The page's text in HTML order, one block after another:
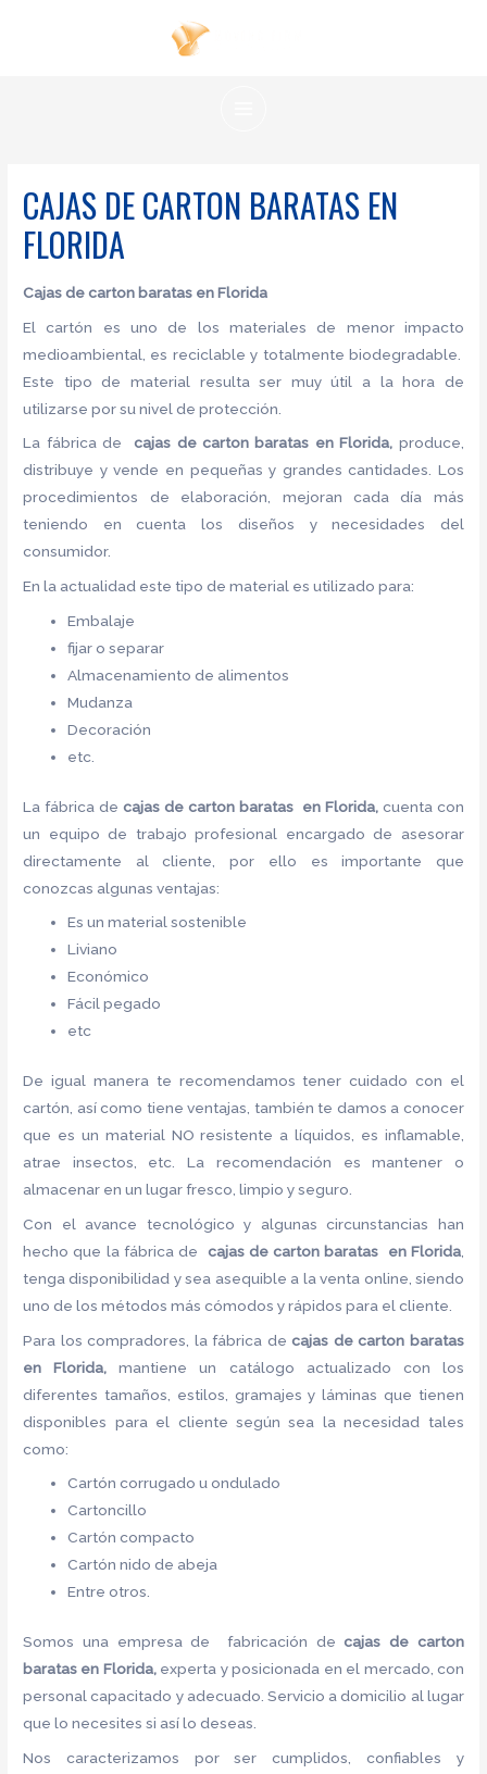
CAJAS DE CARTON BARATAS EN
FLORIDA
Cajas de carton baratas en Florida
El cartón es uno de los materiales de menor impacto
medioambiental, es reciclable y totalmente biodegradable.
Este tipo de material resulta ser muy útil a la hora de
utilizarse por su nivel de protección.
La fábrica decajas de carton baratas en Florida, produce,
distribuye y vende en pequeñas y grandes cantidades. Los
procedimientos de elaboración, mejoran cada día más
teniendo en cuenta los diseños y necesidades del
consumidor.
En la actualidad este tipo de material es utilizado para:
Embalaje
fijar o separar
Almacenamiento de alimentos
Mudanza
Decoración
etc.
La fábrica decajas de carton baratas en Florida, cuenta con
un equipo de trabajo profesional encargado de asesorar
directamente al cliente, por ello es importante que
conozcas algunas ventajas:
Es un material sostenible
Liviano
Económico
Fácil pegado
etc
De igual manera te recomendamos tener cuidado con el
cartón, así como tiene ventajas, también te damos a conocer
que es un material NO resistente a líquidos, es inflamable,
atrae insectos, etc. La recomendación es mantener o
almacenar en un lugar fresco, limpio y seguro.
Con el avance tecnológico y algunas circunstancias han
hecho que la fábrica de cajas de carton baratas en Florida,
tenga disponibilidad y sea asequible a la venta online, siendo
uno de los métodos más cómodos y rápidos para el cliente.
Para los compradores, la fábrica decajas de carton baratas
en Florida,mantiene un catálogo actualizado con los
diferentes tamaños, estilos, gramajes y láminas que tienen
disponibles para el cliente según sea la necesidad tales
como:
Cartón corrugado u ondulado
Cartoncillo
Cartón compacto
Cartón nido de abeja
Entre otros.
Somos una empresa de fabricación decajas de carton
baratas en Florida, experta y posicionada en el mercado, con
personal capacitado y adecuado. Servicio a domicilio al lugar
que lo necesites si así lo deseas.
Nos caracterizamos por ser cumplidos, confiables y